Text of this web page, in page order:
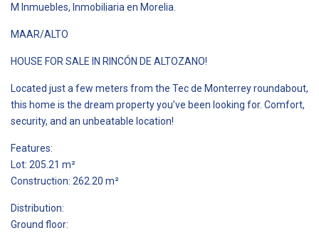
M Inmuebles, Inmobiliaria en Morelia.
MAAR/ALTO
HOUSE FOR SALE IN RINCÓN DE ALTOZANO!
Located just a few meters from the Tec de Monterrey roundabout,
this home is the dream property you’ve been looking for. Comfort,
security, and an unbeatable location!
Features:
Lot: 205.21 m²
Construction: 262.20 m²
Distribution:
Ground floor: